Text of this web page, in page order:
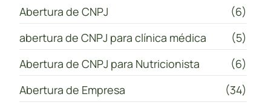
Abertura de CNPJ
(6)
abertura de CNPJ para clínica médica
(5)
Abertura de CNPJ para Nutricionista
(6)
Abertura de Empresa
(34)